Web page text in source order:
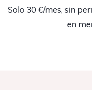
Solo 30 €/mes, sin
en